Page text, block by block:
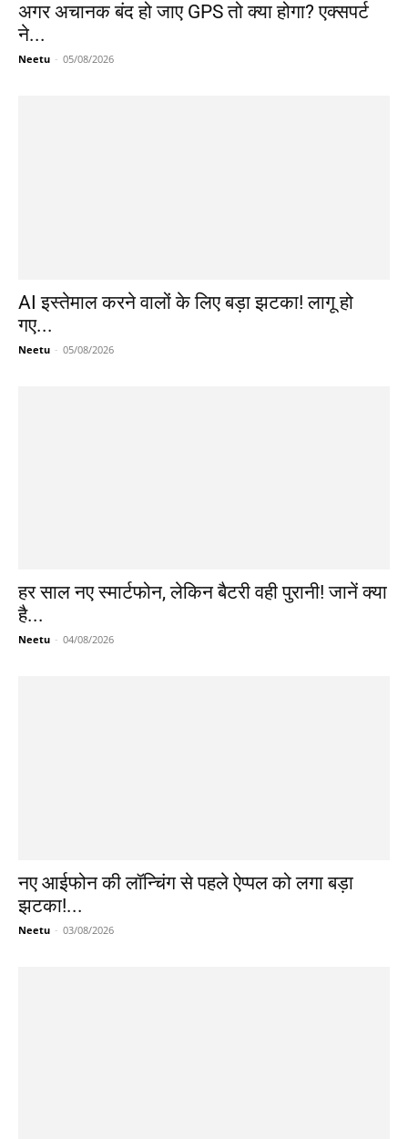
अगर अचानक बंद हो जाए GPS तो क्या होगा? एक्सपर्ट
ने...
Neetu - 05/08/2026
AI इस्तेमाल करने वालों के लिए बड़ा झटका! लागू हो
गए...
Neetu - 05/08/2026
हर साल नए स्मार्टफोन, लेकिन बैटरी वही पुरानी! जानें क्या
है...
Neetu - 04/08/2026
नए आईफोन की लॉन्चिंग से पहले ऐप्पल को लगा बड़ा
झटका!...
Neetu - 03/08/2026